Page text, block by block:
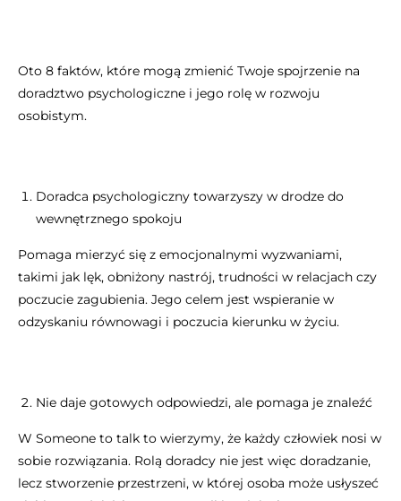
Oto 8 faktów, które mogą zmienić Twoje spojrzenie na
doradztwo psychologiczne i jego rolę w rozwoju
osobistym.
Doradca psychologiczny towarzyszy w drodze do
wewnętrznego spokoju
Pomaga mierzyć się z emocjonalnymi wyzwaniami,
takimi jak lęk, obniżony nastrój, trudności w relacjach czy
poczucie zagubienia. Jego celem jest wspieranie w
odzyskaniu równowagi i poczucia kierunku w życiu.
Nie daje gotowych odpowiedzi, ale pomaga je znaleźć
W Someone to talk to wierzymy, że każdy człowiek nosi w
sobie rozwiązania. Rolą doradcy nie jest więc doradzanie,
lecz stworzenie przestrzeni, w której osoba może usłyszeć